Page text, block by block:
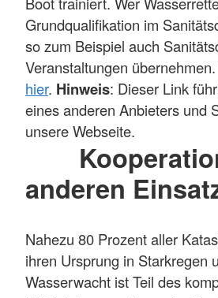
Grundqualifikation im
so zum Beispiel auch
Veranstaltungen
hier. Hinweis: Dieser Link
eines anderen Anbieters und
unsere Webseite.
anderen
Nahezu 80 Prozent aller
ihren Ursprung in Starkregen
Wasserwacht ist Teil des